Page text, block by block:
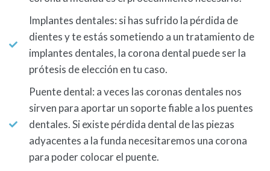
Implantes dentales: si has sufrido la pérdida de
dientes y te estás sometiendo a un tratamiento de
implantes dentales, la corona dental puede ser la
prótesis de elección en tu caso.
Puente dental: a veces las coronas dentales nos
sirven para aportar un soporte fiable a los puentes
dentales. Si existe pérdida dental de las piezas
adyacentes a la funda necesitaremos una corona
para poder colocar el puente.